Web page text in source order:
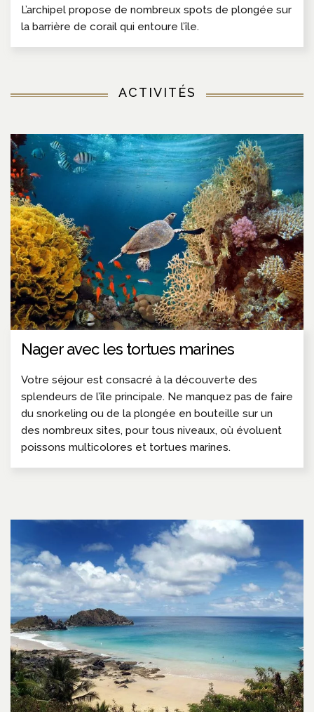
L’archipel propose de nombreux spots de plongée sur
la barrière de corail qui entoure l’île.
ACTIVITÉS
Nager avec les tortues marines
Votre séjour est consacré à la découverte des
splendeurs de l’île principale. Ne manquez pas de faire
du snorkeling ou de la plongée en bouteille sur un
des nombreux sites, pour tous niveaux, où évoluent
poissons multicolores et tortues marines.